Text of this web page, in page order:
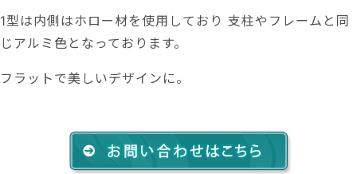
1型は内側はホロー材を使用しており 支柱やフレームと同
じアルミ色となっております。
フラットで美しいデザインに。